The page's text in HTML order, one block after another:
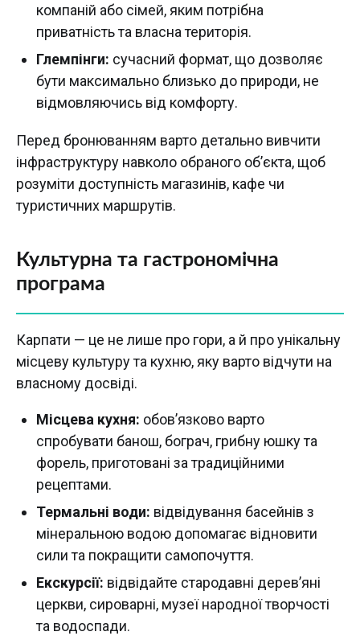
компаній або сімей, яким потрібна
приватність та власна територія.
Глемпінги: сучасний формат, що дозволяє
бути максимально близько до природи, не
відмовляючись від комфорту.
Перед бронюванням варто детально вивчити
інфраструктуру навколо обраного об’єкта, щоб
розуміти доступність магазинів, кафе чи
туристичних маршрутів.
Культурна та гастрономічна
програма
Карпати — це не лише про гори, а й про унікальну
місцеву культуру та кухню, яку варто відчути на
власному досвіді.
Місцева кухня: обов’язково варто
спробувати банош, бограч, грибну юшку та
форель, приготовані за традиційними
рецептами.
Термальні води: відвідування басейнів з
мінеральною водою допомагає відновити
сили та покращити самопочуття.
Екскурсії: відвідайте стародавні дерев’яні
церкви, сироварні, музеї народної творчості
та водоспади.